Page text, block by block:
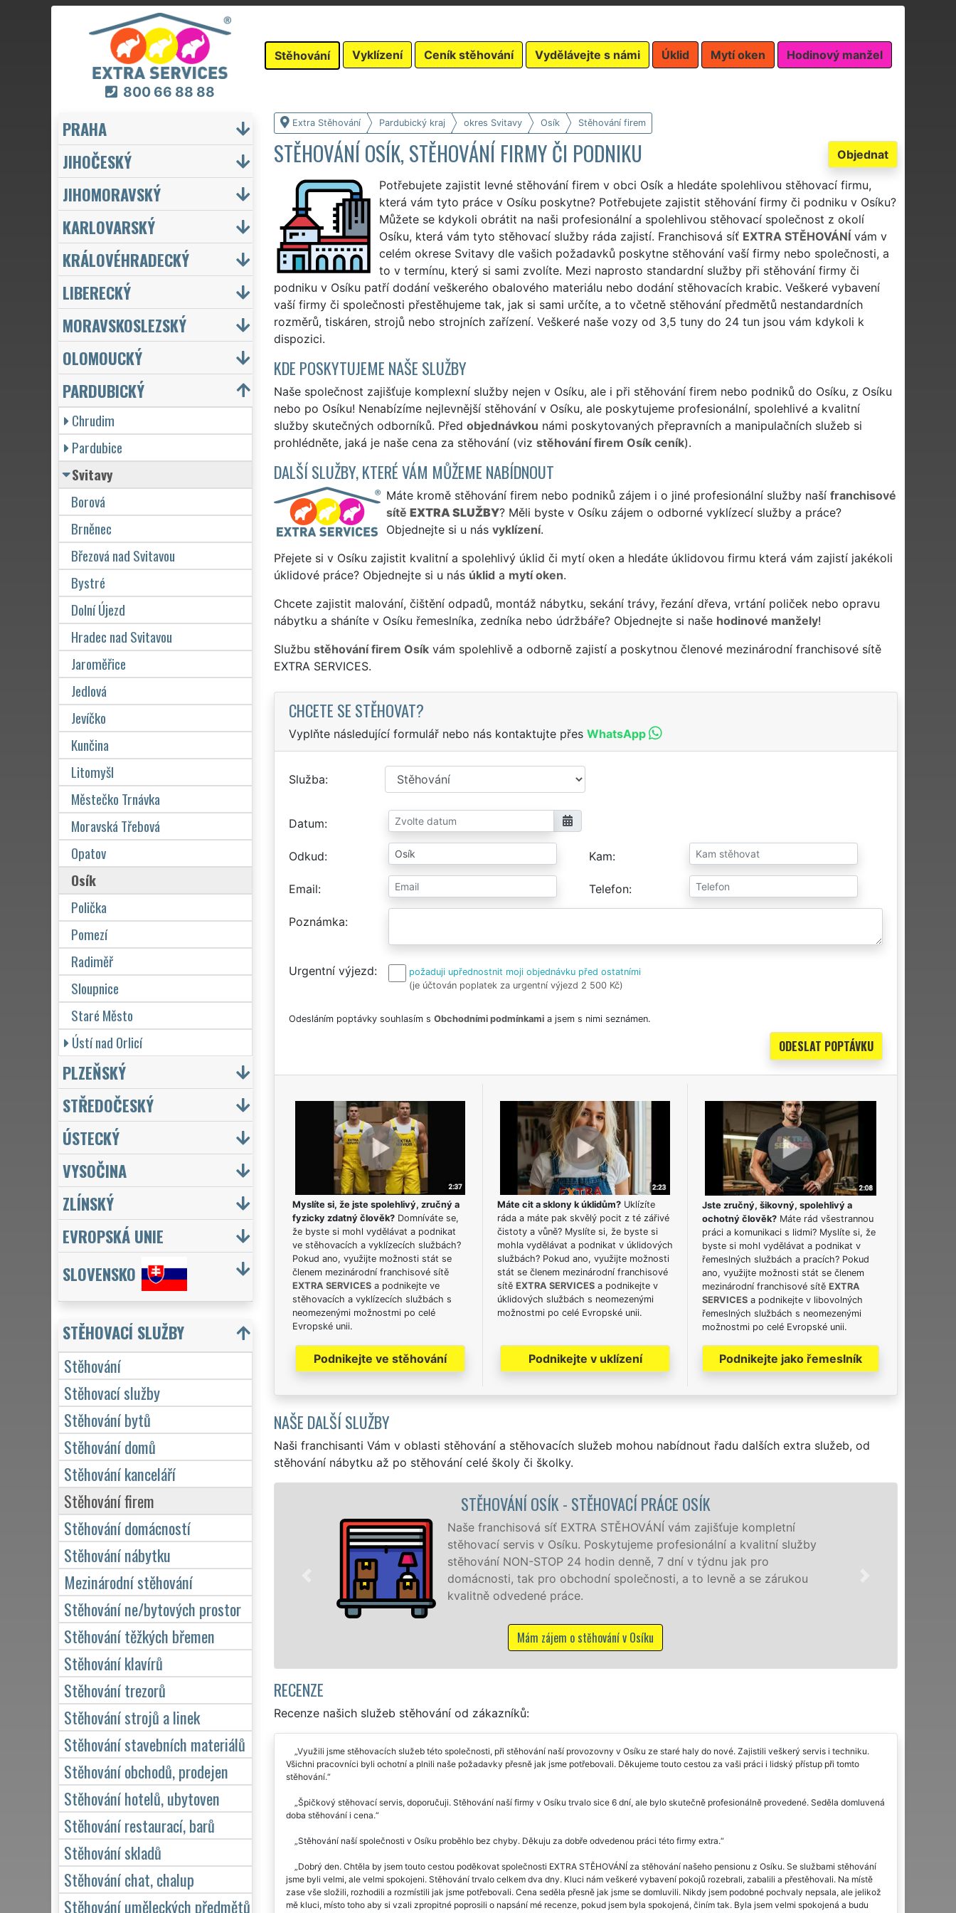
800 66 88 88
Stěhování Vyklízení Ceník stěhování Vydělávejte s námi Úklid Mytí oken Hodinový manžel
Extra Stěhování Pardubický kraj okres Svitavy Osík Stěhování firem
Objednat
STĚHOVÁNÍ OSÍK, STĚHOVÁNÍ FIRMY ČI PODNIKU
Potřebujete zajistit levné stěhování firem v obci Osík a hledáte spolehlivou stěhovací firmu,
která vám tyto práce v Osíku poskytne? Potřebujete zajistit stěhování firmy či podniku v Osíku?
Můžete se kdykoli obrátit na naši profesionální a spolehlivou stěhovací společnost z okolí
Osíku, která vám tyto stěhovací služby ráda zajistí. Franchisová síť EXTRA STĚHOVÁNÍvám v
celém okrese Svitavy dle vašich požadavků poskytne stěhování vaší firmy nebo společnosti, a
to v termínu, který si sami zvolíte. Mezi naprosto standardní služby při stěhování firmy či
podniku v Osíku patří dodání veškerého obalového materiálu nebo dodání stěhovacích krabic. Veškeré vybavení
vaší firmy či společnosti přestěhujeme tak, jak si sami určíte, a to včetně stěhování předmětů nestandardních
rozměrů, tiskáren, strojů nebo strojních zařízení. Veškeré naše vozy od 3,5 tuny do 24 tun jsou vám kdykoli k
dispozici.
KDE POSKYTUJEME NAŠE SLUŽBY
Naše společnost zajišťuje komplexní služby nejen v Osíku, ale i při stěhování firem nebo podniků do Osíku, z Osíku
nebo po Osíku! Nenabízíme nejlevnější stěhování v Osíku, ale poskytujeme profesionální, spolehlivé a kvalitní
služby skutečných odborníků. Před objednávkou námi poskytovaných přepravních a manipulačních služeb si
prohlédněte, jaká je naše cena za stěhování (viz stěhování firem Osík ceník).
DALŠÍ SLUŽBY, KTERÉ VÁM MŮŽEME NABÍDNOUT
Máte kromě stěhování firem nebo podniků zájem i o jiné profesionální služby naší franchisové
sítě EXTRA SLUŽBY? Měli byste v Osíku zájem o odborné vyklízecí služby a práce?
Objednejte si u nás vyklízení.
Přejete si v Osíku zajistit kvalitní a spolehlivý úklid či mytí oken a hledáte úklidovou firmu která vám zajistí jakékoli
úklidové práce? Objednejte si u nás úklid a mytí oken.
Chcete zajistit malování, čištění odpadů, montáž nábytku, sekání trávy, řezání dřeva, vrtání poliček nebo opravu
nábytku a sháníte v Osíku řemeslníka, zedníka nebo údržbáře? Objednejte si naše hodinové manžely!
Službu stěhování firem Osíkvám spolehlivě a odborně zajistí a poskytnou členové mezinárodní franchisové sítě
EXTRA SERVICES.
CHCETE SE STĚHOVAT?
Vyplňte následující formulář nebo nás kontaktujte přes WhatsApp
Služba
Datum
Odkud Kam
Email Telefon
Poznámka
Urgentní výjezd
požaduji upřednostnit moji objednávku před ostatními
(je účtován poplatek za urgentní výjezd 2 500 Kč)
Odesláním poptávky souhlasím s Obchodními podmínkamia jsem s nimi seznámen.
Myslíte si, že jste spolehlivý, zručný a
fyzicky zdatný člověk?Domníváte se,
že byste si mohl vydělávat a podnikat
ve stěhovacích a vyklízecích službách?
Pokud ano, využijte možnosti stát se
členem mezinárodní franchisové sítě
EXTRA SERVICESa podnikejte ve
stěhovacích a vyklízecích službách s
neomezenými možnostmi po celé
Evropské unii.
Podnikejte ve stěhování
Máte cit a sklony k úklidům?Uklízíte
ráda a máte pak skvělý pocit z té zářivé
čistoty a vůně? Myslíte si, že byste si
mohla vydělávat a podnikat v úklidových
službách? Pokud ano, využijte možnosti
stát se členem mezinárodní franchisové
sítě EXTRA SERVICESa podnikejte v
úklidových službách s neomezenými
možnostmi po celé Evropské unii.
Podnikejte v uklízení
Jste zručný, šikovný, spolehlivý a
ochotný člověk? Máte rád všestrannou
práci a komunikaci s lidmi? Myslíte si, že
byste si mohl vydělávat a podnikat v
řemeslných službách a pracích? Pokud
ano, využijte možnosti stát se členem
mezinárodní franchisové sítě EXTRA
SERVICES a podnikejte v libovolných
řemeslných službách s neomezenými
možnostmi po celé Evropské unii.
Podnikejte jako řemeslník
NAŠE DALŠÍ SLUŽBY
Naši franchisanti Vám v oblasti stěhování a stěhovacích služeb mohou nabídnout řadu dalších extra služeb, od
stěhování nábytku až po stěhování celé školy či školky.
STĚHOVÁNÍ OSÍK - STĚHOVACÍ PRÁCE OSÍK
Naše franchisová síť EXTRA STĚHOVÁNÍ vám zajišťuje kompletní
stěhovací servis v Osíku. Poskytujeme profesionální a kvalitní služby
stěhování NON-STOP 24 hodin denně, 7 dní v týdnu jak pro
domácnosti, tak pro obchodní společnosti, a to levně a se zárukou
kvalitně odvedené práce.
RECENZE
Recenze našich služeb stěhování od zákazníků:
Využili jsme stěhovacích služeb této společnosti, při stěhování naší provozovny v Osíku ze staré haly do nové. Zajistili veškerý servis i techniku.
Všichni pracovníci byli ochotní a plnili naše požadavky přesně jak jsme potřebovali. Děkujeme touto cestou za vaši práci i lidský přístup při tomto
stěhování.
Špičkový stěhovací servis, doporučuji. Stěhování naší firmy v Osíku trvalo sice 6 dní, ale bylo skutečně profesionálně provedené. Seděla domluvená
doba stěhování i cena.
Stěhování naší společnosti v Osíku proběhlo bez chyby. Děkuju za dobře odvedenou práci této firmy extra.
Dobrý den. Chtěla by jsem touto cestou poděkovat společnosti EXTRA STĚHOVÁNÍ za stěhování našeho pensionu z Osíku. Se službami stěhování
jsme byli velmi, ale velmi spokojeni. Stěhování trvalo celkem dva dny. Kluci nám veškeré vybavení pokojů rozebrali, zabalili a přestěhovali. Na místě
zase vše složili, rozhodili a rozmístili jak jsme potřebovali. Cena seděla přesně jak jsme se domluvili. Nikdy jsem podobné pochvaly nepsala, ale jelikož
mě kluci, místo toho aby si vzali zpropitné poprosili o napsání mé recenze, pokud jsem byla spokojená, činím tak. Byla jsem velmi spokojená a budu
PRAHA
JIHOČESKÝ
JIHOMORAVSKÝ
KARLOVARSKÝ
KRÁLOVÉHRADECKÝ
LIBERECKÝ
MORAVSKOSLEZSKÝ
OLOMOUCKÝ
PARDUBICKÝ
Chrudim
Pardubice
Svitavy
Borová
Brněnec
Březová nad Svitavou
Bystré
Dolní Újezd
Hradec nad Svitavou
Jaroměřice
Jedlová
Jevíčko
Kunčina
Litomyšl
Městečko Trnávka
Moravská Třebová
Opatov
Osík
Polička
Pomezí
Radiměř
Sloupnice
Staré Město
Ústí nad Orlicí
PLZEŇSKÝ
STŘEDOČESKÝ
ÚSTECKÝ
VYSOČINA
ZLÍNSKÝ
EVROPSKÁ UNIE
SLOVENSKO
STĚHOVACÍ SLUŽBY
Stěhování
Stěhovací služby
Stěhování bytů
Stěhování domů
Stěhování kanceláří
Stěhování firem
Stěhování domácností
Stěhování nábytku
Mezinárodní stěhování
Stěhování ne/bytových prostor
Stěhování těžkých břemen
Stěhování klavírů
Stěhování trezorů
Stěhování strojů a linek
Stěhování stavebních materiálů
Stěhování obchodů, prodejen
Stěhování hotelů, ubytoven
Stěhování restaurací, barů
Stěhování skladů
Stěhování chat, chalup
Stěhování uměleckých předmětů